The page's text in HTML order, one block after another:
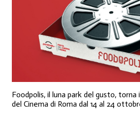
Foodpolis, il luna park del gusto, torna
del Cinema di Roma dal 14 al 24